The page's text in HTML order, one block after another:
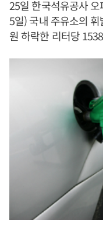
25일 한국석유공사
5일) 국내 주유소의
원 하락한 리터당